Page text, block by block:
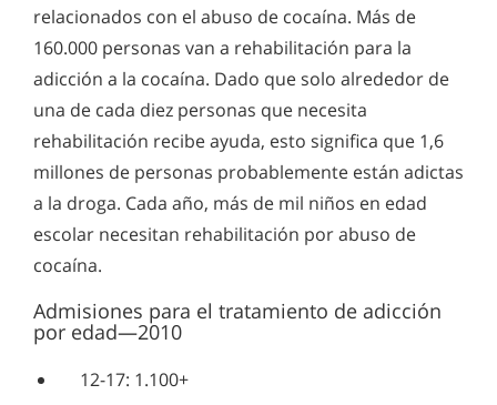
relacionados con el abuso de cocaína. Más de
160.000 personas van a rehabilitación para la
adicción a la cocaína. Dado que solo alrededor de
una de cada diez personas que necesita
rehabilitación recibe ayuda, esto significa que 1,6
millones de personas probablemente están adictas
a la droga. Cada año, más de mil niños en edad
escolar necesitan rehabilitación por abuso de
cocaína.
Admisiones para el tratamiento de adicción
por edad—2010
12-17: 1.100+